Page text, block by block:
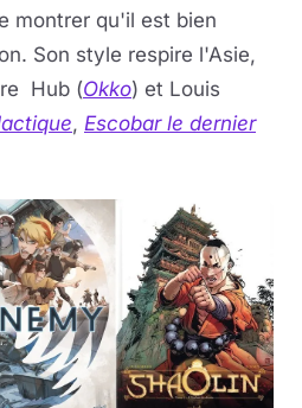
montrer qu'il est bien
Son style respire l'Asie,
Hub (Okko) et Louis
, Escobar le dernier